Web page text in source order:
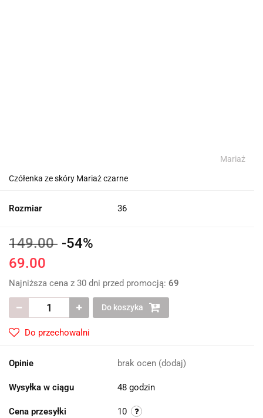
Mariaż
Czółenka ze skóry Mariaż czarne
Rozmiar 36
149.00 -54%
69.00
Najniższa cena z 30 dni przed promocją: 69
Do koszyka
Do przechowalni
Opinie brak ocen (dodaj)
Wysyłka w ciągu 48 godzin
Cena przesyłki 10